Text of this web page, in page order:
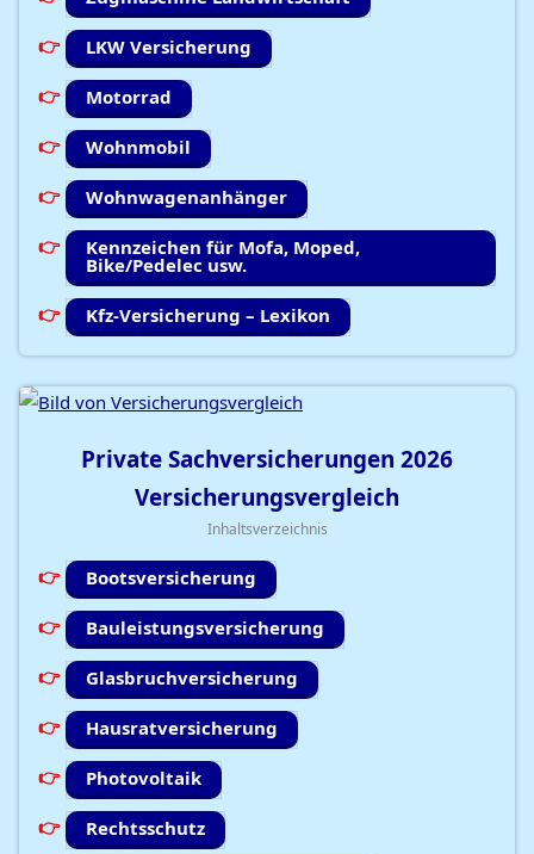
LKW Versicherung
Motorrad
Wohnmobil
Wohnwagenanhänger
Kennzeichen für Mofa, Moped,
Bike/Pedelec usw.
Kfz-Versicherung – Lexikon
Private Sachversicherungen 2026
Versicherungsvergleich
Inhaltsverzeichnis
Bootsversicherung
Bauleistungsversicherung
Glasbruchversicherung
Hausratversicherung
Photovoltaik
Rechtsschutz